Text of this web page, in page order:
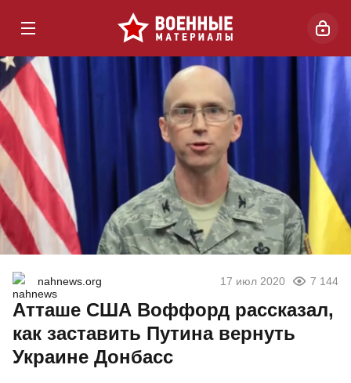
nahnews.org 17 июл 2020 7 144
Атташе США Воффорд рассказал,
как заставить Путина вернуть
Украине Донбасс